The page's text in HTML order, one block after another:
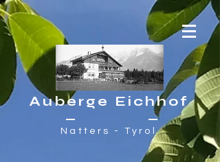
Auberge Eichhof
Natters - Tyrol